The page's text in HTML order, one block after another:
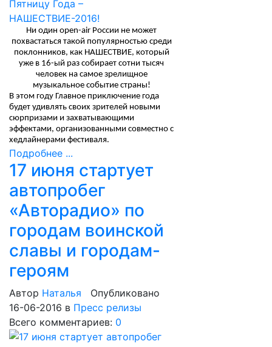
Ни одинopen-air России не может
похвастаться такой популярностью среди
поклонников, как НАШЕСТВИЕ, который
уже в 16-ый раз собирает сотни тысяч
человек на самое зрелищное
музыкальное событие страны!
В этом году Главное приключение года
будет удивлять своих зрителей новыми
сюрпризами и захватывающими
эффектами, организованными совместно с
хедлайнерами фестиваля.
Подробнее ...
17 июня стартует
автопробег
«Авторадио» по
городам воинской
славы и городам-
героям
Автор Наталья
Опубликовано
16-06-2016 в Пресс релизы
Всего комментариев: 0